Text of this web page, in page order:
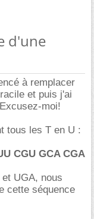
d'une
à remplacer
et puis j'ai
moi!
tous les T en U :
CGU GCA CGA
UGA, nous
cette séquence